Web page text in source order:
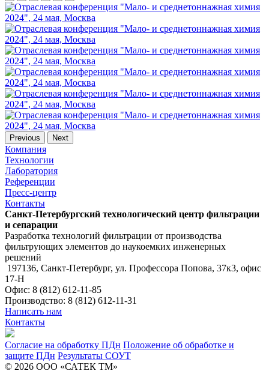
Previous Next
Компания
Технологии
Лаборатория
Референции
Пресс-центр
Контакты
Санкт-Петербургский технологический центр фильтрации
и сепарации
Разработка технологий фильтрации от производства
фильтрующих элементов до наукоемких инженерных
решений
197136, Санкт-Петербург, ул. Профессора Попова, 37к3, офис
17-Н
Офис: 8 (812) 612-11-85
Производство: 8 (812) 612-11-31
Написать нам
Контакты
Согласие на обработку ПДн Положение об обработке и
защите ПДн Результаты СОУТ
© 2026 ООО «САТЕК ТМ»